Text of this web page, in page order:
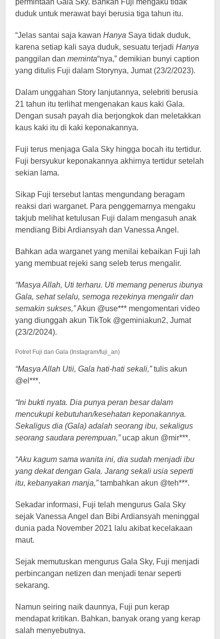
permintaan Gala Sky. Bahkan Fuji mengaku tidak
duduk untuk merawat bayi berusia tiga tahun itu.
“Jelas santai saja kawan Hanya Saya tidak duduk,
karena setiap kali saya duduk, sesuatu terjadi Hanya
panggilan dan meminta“nya,” demikian bunyi caption
yang ditulis Fuji dalam Storynya, Jumat (23/2/2023).
Dalam unggahan Story lanjutannya, selebriti berusia
21 tahun itu terlihat mengenakan kaus kaki Gala.
Dengan susah payah dia berjongkok dan meletakkan
kaus kaki itu di kaki keponakannya.
Fuji terus menjaga Gala Sky hingga bocah itu tertidur.
Fuji bersyukur keponakannya akhirnya tertidur setelah
sekian lama.
Sikap Fuji tersebut lantas mengundang beragam
reaksi dari warganet. Para penggemarnya mengaku
takjub melihat ketulusan Fuji dalam mengasuh anak
mendiang Bibi Ardiansyah dan Vanessa Angel.
Bahkan ada warganet yang menilai kebaikan Fuji lah
yang membuat rejeki sang seleb terus mengalir.
“Masya Allah, Uti terharu. Uti memang penerus ibunya
Gala, sehat selalu, semoga rezekinya mengalir dan
semakin sukses,”Akun @use*** mengomentari video
yang diunggah akun TikTok @geminiakun2, Jumat
(23/2/2024).
Potret Fuji dan Gala (Instagram/fuji_an)
“Masya Allah Utii, Gala hati-hati sekali,”tulis akun
@el***.
“Ini bukti nyata. Dia punya peran besar dalam
mencukupi kebutuhan/kesehatan keponakannya.
Sekaligus dia (Gala) adalah seorang ibu, sekaligus
seorang saudara perempuan,”ucap akun @mir***.
“Aku kagum sama wanita ini, dia sudah menjadi ibu
yang dekat dengan Gala. Jarang sekali usia seperti
itu, kebanyakan manja,”tambahkan akun @teh***.
Sekadar informasi, Fuji telah mengurus Gala Sky
sejak Vanessa Angel dan Bibi Ardiansyah meninggal
dunia pada November 2021 lalu akibat kecelakaan
maut.
Sejak memutuskan mengurus Gala Sky, Fuji menjadi
perbincangan netizen dan menjadi tenar seperti
sekarang.
Namun seiring naik daunnya, Fuji pun kerap
mendapat kritikan. Bahkan, banyak orang yang kerap
salah menyebutnya.